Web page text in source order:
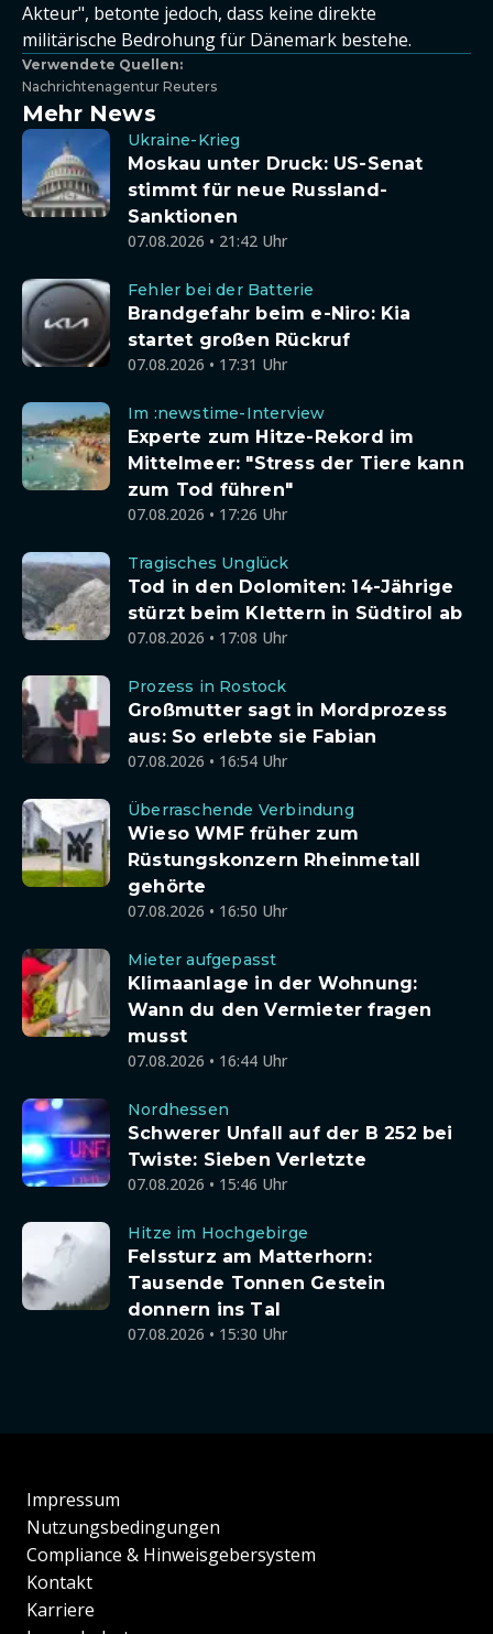
Akteur", betonte jedoch, dass keine direkte
militärische Bedrohung für Dänemark bestehe.
Verwendete Quellen:
Nachrichtenagentur Reuters
Mehr News
Ukraine-Krieg
Moskau unter Druck: US-Senat
stimmt für neue Russland-
Sanktionen
07.08.2026 • 21:42 Uhr
Fehler bei der Batterie
Brandgefahr beim e-Niro: Kia
startet großen Rückruf
07.08.2026 • 17:31 Uhr
Im :newstime-Interview
Experte zum Hitze-Rekord im
Mittelmeer: "Stress der Tiere kann
zum Tod führen"
07.08.2026 • 17:26 Uhr
Tragisches Unglück
Tod in den Dolomiten: 14-Jährige
stürzt beim Klettern in Südtirol ab
07.08.2026 • 17:08 Uhr
Prozess in Rostock
Großmutter sagt in Mordprozess
aus: So erlebte sie Fabian
07.08.2026 • 16:54 Uhr
Überraschende Verbindung
Wieso WMF früher zum
Rüstungskonzern Rheinmetall
gehörte
07.08.2026 • 16:50 Uhr
Mieter aufgepasst
Klimaanlage in der Wohnung:
Wann du den Vermieter fragen
musst
07.08.2026 • 16:44 Uhr
Nordhessen
Schwerer Unfall auf der B 252 bei
Twiste: Sieben Verletzte
07.08.2026 • 15:46 Uhr
Hitze im Hochgebirge
Felssturz am Matterhorn:
Tausende Tonnen Gestein
donnern ins Tal
07.08.2026 • 15:30 Uhr
Impressum
Nutzungsbedingungen
Compliance & Hinweisgebersystem
Kontakt
Karriere